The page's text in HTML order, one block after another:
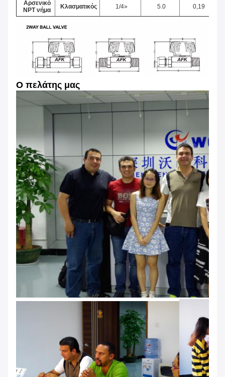
Αρσενικό
NPT νήμα
Κλασματικός 1/4» 5.0 0,19
Ο πελάτης μας